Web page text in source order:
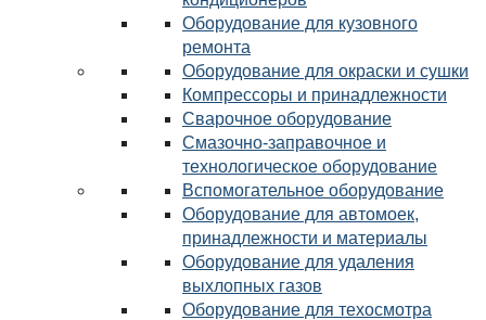
Оборудование для кузовного
ремонта
Оборудование для окраски и сушки
Компрессоры и принадлежности
Сварочное оборудование
Смазочно-заправочное и
технологическое оборудование
Вспомогательное оборудование
Оборудование для автомоек,
принадлежности и материалы
Оборудование для удаления
выхлопных газов
Оборудование для техосмотра